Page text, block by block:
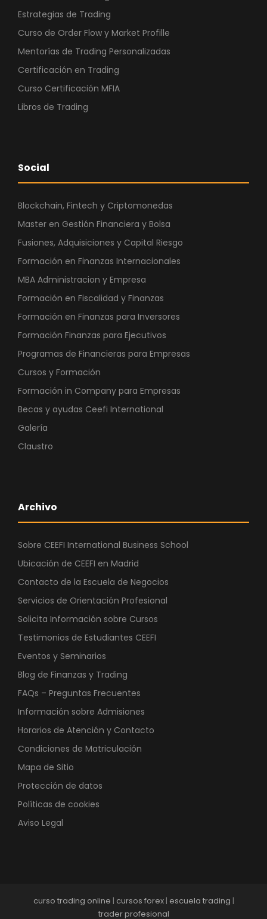
Estrategias de Trading
Curso de Order Flow y Market Profille
Mentorías de Trading Personalizadas
Certificación en Trading
Curso Certificación MFIA
Libros de Trading
Social
Blockchain, Fintech y Criptomonedas
Master en Gestión Financiera y Bolsa
Fusiones, Adquisiciones y Capital Riesgo
Formación en Finanzas Internacionales
MBA Administracion y Empresa
Formación en Fiscalidad y Finanzas
Formación en Finanzas para Inversores
Formación Finanzas para Ejecutivos
Programas de Financieras para Empresas
Cursos y Formación
Formación in Company para Empresas
Becas y ayudas Ceefi International
Galería
Claustro
Archivo
Sobre CEEFI International Business School
Ubicación de CEEFI en Madrid
Contacto de la Escuela de Negocios
Servicios de Orientación Profesional
Solicita Información sobre Cursos
Testimonios de Estudiantes CEEFI
Eventos y Seminarios
Blog de Finanzas y Trading
FAQs – Preguntas Frecuentes
Información sobre Admisiones
Horarios de Atención y Contacto
Condiciones de Matriculación
Mapa de Sitio
Protección de datos
Políticas de cookies
Aviso Legal
curso trading online | cursos forex| escuela trading |
trader profesional